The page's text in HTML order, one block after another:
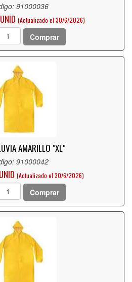
91000036
(Actualizado el 30/6/2026)
Comprar
AMARILLO "XL"
91000042
(Actualizado el 30/6/2026)
Comprar